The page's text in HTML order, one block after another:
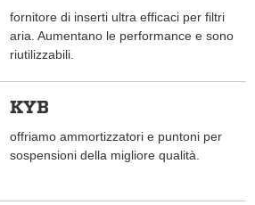
fornitore di inserti ultra efficaci per filtri
aria. Aumentano le performance e sono
riutilizzabili.
KYB
offriamo ammortizzatori e puntoni per
sospensioni della migliore qualità.